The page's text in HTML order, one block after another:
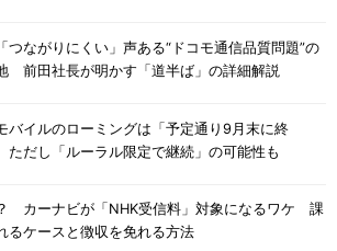
つながりにくい」声ある“ドコモ通信品質問題”の
前田社長が明かす「道半ば」の詳細解説
バイルのローミングは「予定通り9月末に終
だし「ルーラル限定で継続」の可能性も
カーナビが「NHK受信料」対象になるワケ 課
るケースと徴収を免れる方法